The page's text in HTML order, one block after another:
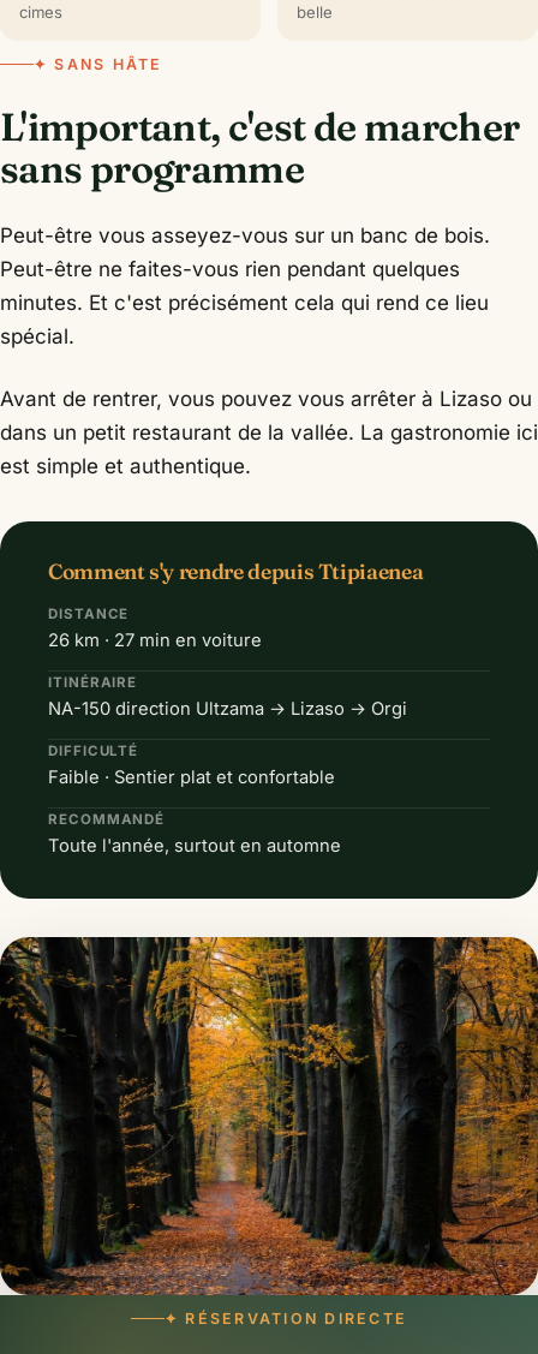
cimes
belle
✦ SANS HÂTE
L'important, c'est de marcher
sans programme
Peut-être vous asseyez-vous sur un banc de bois.
Peut-être ne faites-vous rien pendant quelques
minutes. Et c'est précisément cela qui rend ce lieu
spécial.
Avant de rentrer, vous pouvez vous arrêter à Lizaso ou
dans un petit restaurant de la vallée. La gastronomie ici
est simple et authentique.
Comment s'y rendre depuis Ttipiaenea
DISTANCE
26 km · 27 min en voiture
ITINÉRAIRE
NA-150 direction Ultzama → Lizaso → Orgi
DIFFICULTÉ
Faible · Sentier plat et confortable
RECOMMANDÉ
Toute l'année, surtout en automne
✦ RÉSERVATION DIRECTE